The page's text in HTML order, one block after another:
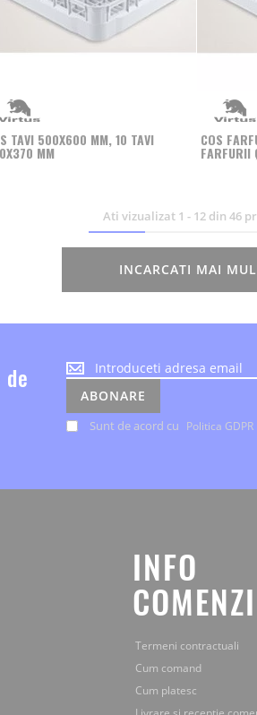
TAVI 500X600 MM, 10 TAVI
MM
COS
Ati vizualizat 1 - 12din 46
INCARCATI MAI
Noutatile
despre
evenimente
si
primesti
Sunt de acord cu Politica GDPR
ABONARE
INFO
Termeni contractuali
Cum comand
Cum platesc